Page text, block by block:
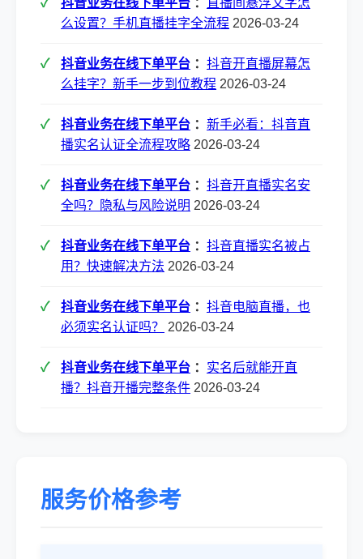
抖音业务在线下单平台 ：
直播间悬浮文字怎
么设置？手机直播挂字全流程 2026-03-24
抖音业务在线下单平台 ： 抖音开直播屏幕怎
么挂字？新手一步到位教程 2026-03-24
抖音业务在线下单平台 ： 新手必看：抖音直
播实名认证全流程攻略 2026-03-24
抖音业务在线下单平台 ： 抖音开直播实名安
全吗？隐私与风险说明 2026-03-24
抖音业务在线下单平台 ： 抖音直播实名被占
用？快速解决方法 2026-03-24
抖音业务在线下单平台 ： 抖音电脑直播，也
必须实名认证吗？
2026-03-24
抖音业务在线下单平台 ： 实名后就能开直
播？抖音开播完整条件 2026-03-24
服务价格参考